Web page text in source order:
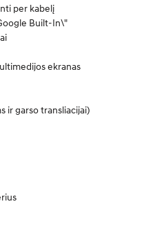
per kabelį
Built-In\"
ekranas
ir garso transliacijai)